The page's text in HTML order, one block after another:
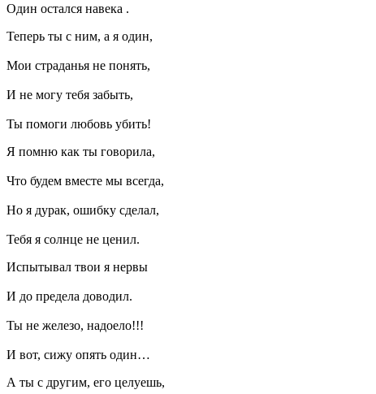
Один остался навека .
Теперь ты с ним, а я один,
Мои страданья не понять,
И не могу тебя забыть,
Ты помоги любовь убить!
Я помню как ты говорила,
Что будем вместе мы всегда,
Но я дурак, ошибку сделал,
Тебя я солнце не ценил.
Испытывал твои я нервы
И до предела доводил.
Ты не железо, надоело!!!
И вот, сижу опять один…
А ты с другим, его целуешь,